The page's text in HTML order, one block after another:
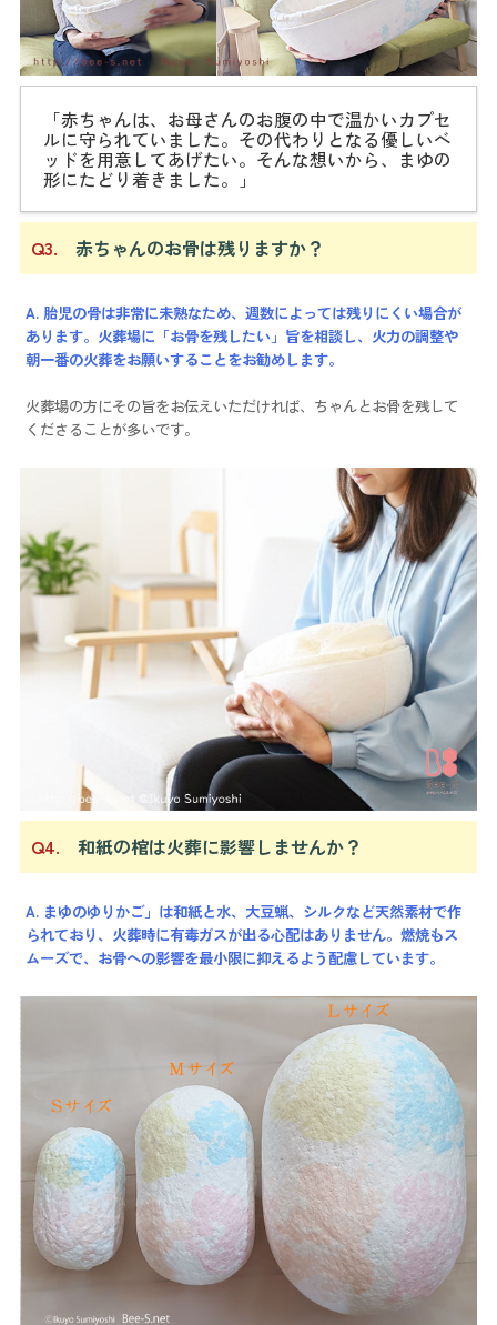
「赤ちゃんは、お母さんのお腹の中で温かいカプセ
ルに守られていました。その代わりとなる優しいベ
ッドを用意してあげたい。そんな想いから、まゆの
形にたどり着きました。」
Q3. 赤ちゃんのお骨は残りますか？
A. 胎児の骨は非常に未熟なため、週数によっては残りにくい場合が
あります。火葬場に「お骨を残したい」旨を相談し、火力の調整や
朝一番の火葬をお願いすることをお勧めします。
火葬場の方にその旨をお伝えいただければ、ちゃんとお骨を残して
くださることが多いです。
Q4. 和紙の棺は火葬に影響しませんか？
A. まゆのゆりかご」は和紙と水、大豆蝋、シルクなど天然素材で作
られており、火葬時に有毒ガスが出る心配はありません。燃焼もス
ムーズで、お骨への影響を最小限に抑えるよう配慮しています。